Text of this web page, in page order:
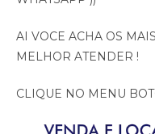
AI VOCE ACHA OS
MELHOR ATENDER !
CLIQUE NO MENU